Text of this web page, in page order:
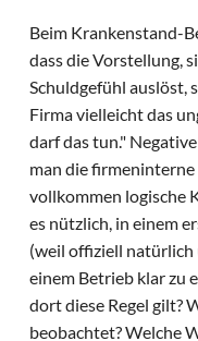
Beim Krankenstand-
dass die Vorstellung,
Schuldgefühl auslöst,
Firma vielleicht das
darf das tun."
man die
vollkommen logische
es nützlich, in einem
(weil offiziell natürlich
einem Betrieb klar zu
dort diese Regel gilt?
beobachtet? Welche